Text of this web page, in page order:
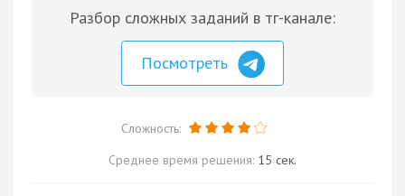
Разбор сложных заданий в тг-канале:
Посмотреть
Сложность:
Среднее время решения: 15 сек.